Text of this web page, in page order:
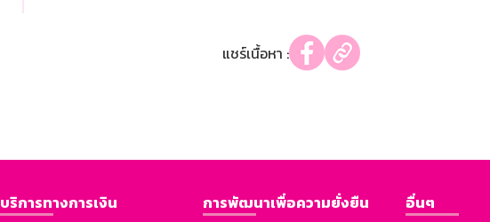
แชร์เนื้อหา :
บริการทางการเงิน
การพัฒนาเพื่อความยั่งยืน
อื่นๆ